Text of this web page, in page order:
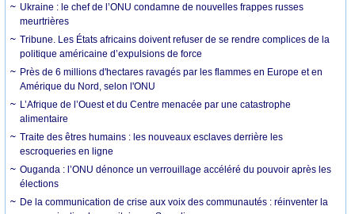
Ukraine : le chef de l’ONU condamne de nouvelles frappes russes
meurtrières
Tribune. Les États africains doivent refuser de se rendre complices de la
politique américaine d’expulsions de force
Près de 6 millions d'hectares ravagés par les flammes en Europe et en
Amérique du Nord, selon l'ONU
L’Afrique de l’Ouest et du Centre menacée par une catastrophe
alimentaire
Traite des êtres humains : les nouveaux esclaves derrière les
escroqueries en ligne
Ouganda : l’ONU dénonce un verrouillage accéléré du pouvoir après les
élections
De la communication de crise aux voix des communautés : réinventer la